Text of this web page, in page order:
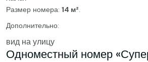
Размер номера: 14 м².
Дополнительно:
вид на улицу
Одноместный номер